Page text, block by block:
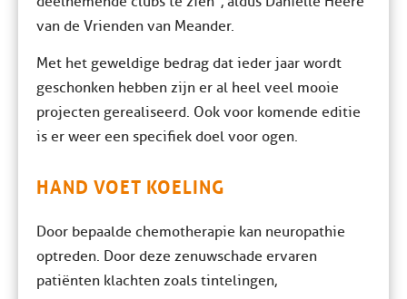
van de Vrienden van Meander.
Met het geweldige bedrag dat ieder jaar wordt
geschonken hebben zijn er al heel veel mooie
projecten gerealiseerd. Ook voor komende editie
is er weer een specifiek doel voor ogen.
HAND VOET KOELING
Door bepaalde chemotherapie kan neuropathie
optreden. Door deze zenuwschade ervaren
patiënten klachten zoals tintelingen,